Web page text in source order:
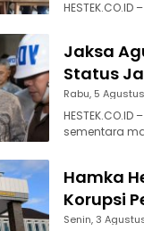
Jaksa
Status
Rabu, 5
sementara
Hamka
Korupsi
Senin, 3